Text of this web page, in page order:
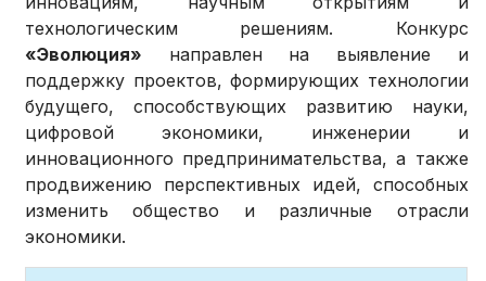
технологическим решениям. Конкурс
«Эволюция» направлен на выявление и
поддержку проектов, формирующих технологии
будущего, способствующих развитию науки,
цифровой экономики, инженерии и
инновационного предпринимательства, а также
продвижению перспективных идей, способных
изменить общество и различные отрасли
экономики.